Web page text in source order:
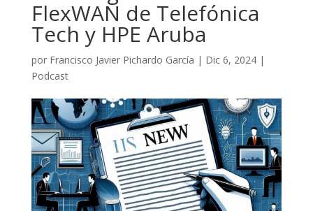
FlexWAN de Telefónica
Tech y HPE Aruba
por Francisco Javier Pichardo García | Dic 6, 2024|
Podcast